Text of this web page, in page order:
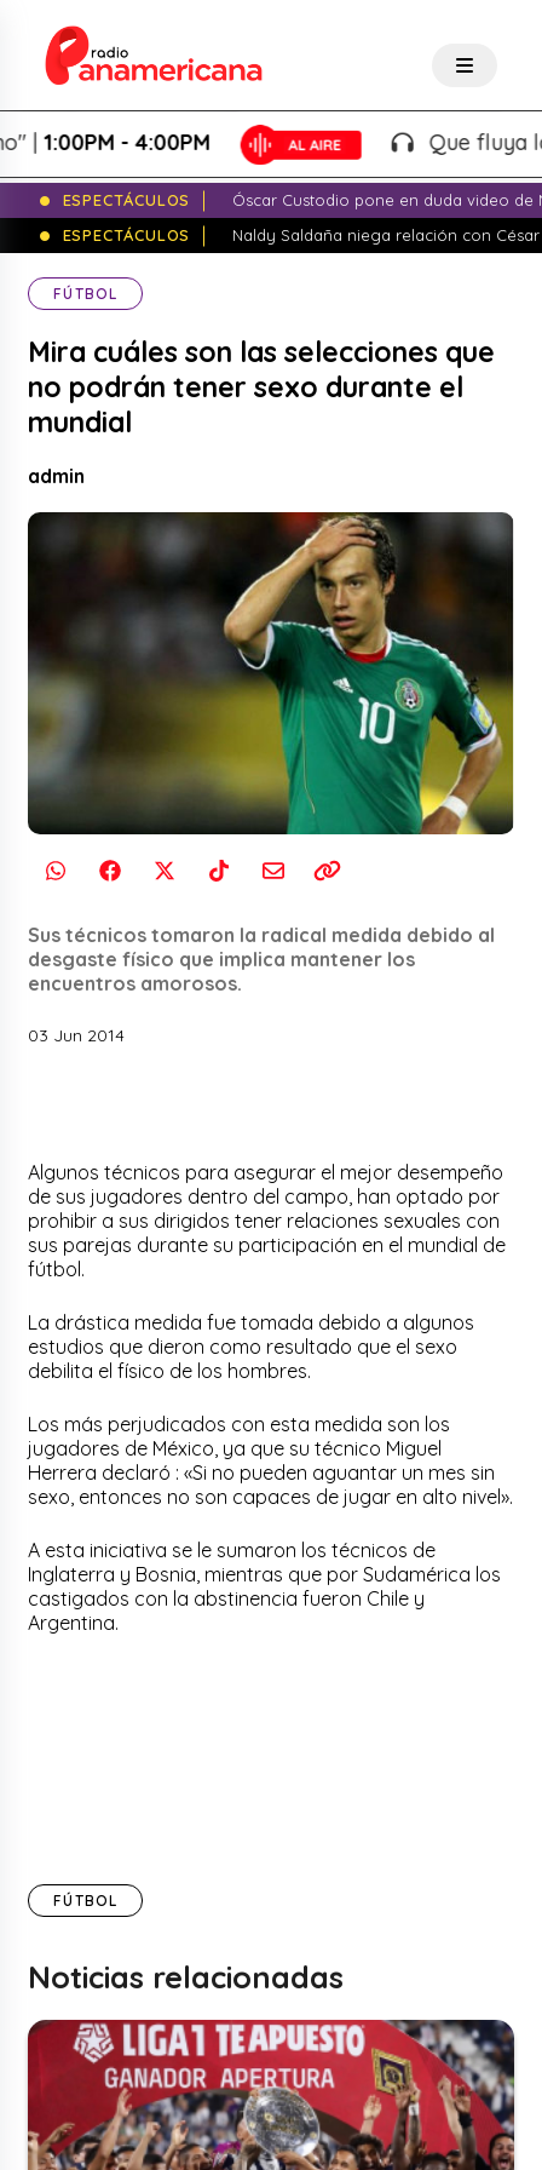
- 4:00PM Que fluya la
ESPECTÁCULOS
Óscar Custodio pone en duda video de
ESPECTÁCULOS
Naldy Saldaña niega relación con
FÚTBOL
Mira cuáles son las selecciones que
no podrán tener sexo durante el
mundial
admin
Sus técnicos tomaron la radical medida debido al
desgaste físico que implica mantener los
encuentros amorosos.
03 Jun 2014
Algunos técnicos para asegurar el mejor desempeño
de sus jugadores dentro del campo, han optado por
prohibir a sus dirigidos tener relaciones sexuales con
sus parejas durante su participación en el mundial de
fútbol.
La drástica medida fue tomada debido a algunos
estudios que dieron como resultado que el sexo
debilita el físico de los hombres.
Los más perjudicados con esta medida son los
jugadores de México, ya que su técnico Miguel
Herrera declaró : «Si no pueden aguantar un mes sin
sexo, entonces no son capaces de jugar en alto nivel».
A esta iniciativa se le sumaron los técnicos de
Inglaterra y Bosnia, mientras que por Sudamérica los
castigados con la abstinencia fueron Chile y
Argentina.
FÚTBOL
Noticias relacionadas